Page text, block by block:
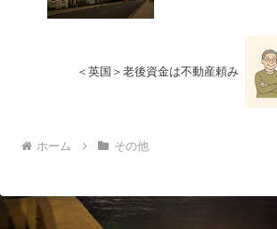
＜英国＞老後資金は不動産頼み
ホーム その他